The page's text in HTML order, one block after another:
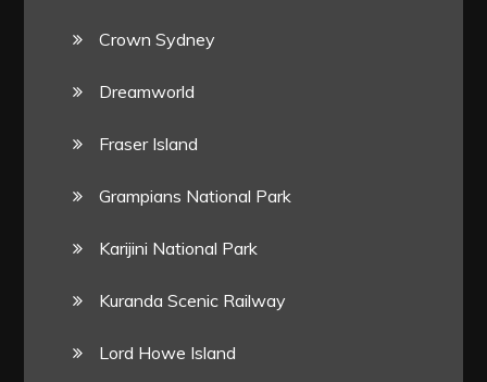
Crown Sydney
Dreamworld
Fraser Island
Grampians National Park
Karijini National Park
Kuranda Scenic Railway
Lord Howe Island